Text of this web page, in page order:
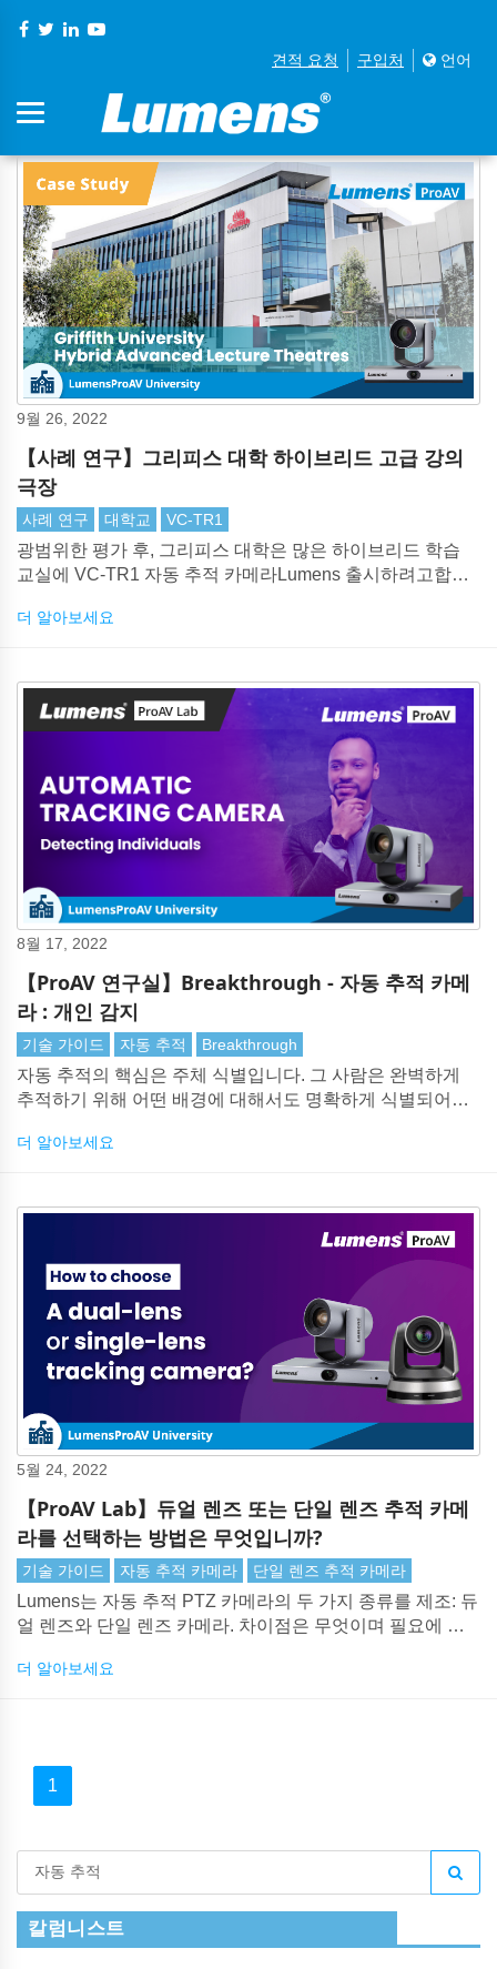
견적 요청 구입처 언어
9월 26, 2022
【사례 연구】그리피스 대학 하이브리드 고급 강의
극장
사례 연구 대학교 VC-TR1
광범위한 평가 후, 그리피스 대학은 많은 하이브리드 학습
교실에 VC-TR1 자동 추적 카메라Lumens 출시하려고합니
더 알아보세요
8월 17, 2022
【ProAV 연구실】Breakthrough - 자동 추적 카메
라 : 개인 감지
기술 가이드 자동 추적 Breakthrough
자동 추적의 핵심은 주체 식별입니다. 그 사람은 완벽하게
추적하기 위해 어떤 배경에 대해서도 명확하게 식별되어야
더 알아보세요
5월 24, 2022
【ProAV Lab】듀얼 렌즈 또는 단일 렌즈 추적 카메
라를 선택하는 방법은 무엇입니까?
기술 가이드 자동 추적 카메라 단일 렌즈 추적 카메라
Lumens는 자동 추적 PTZ 카메라의 두 가지 종류를 제조: 듀
얼 렌즈와 단일 렌즈 카메라. 차이점은 무엇이며 필요에 맞
더 알아보세요
1
칼럼니스트